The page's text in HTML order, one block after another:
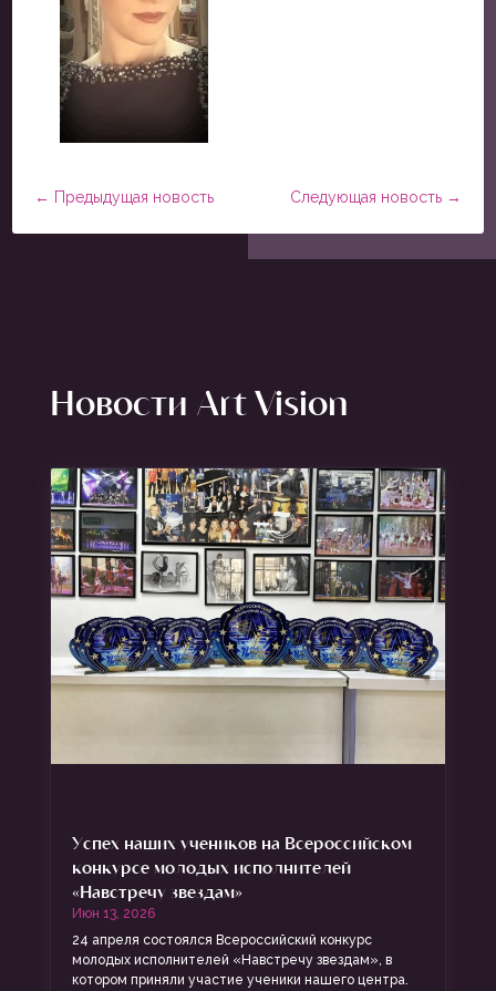
← Предыдущая новость Следующая новость→
Новости Art Vision
Успех наших учеников на Всероссийском
конкурсе молодых исполнителей
«Навстречу звездам»
Июн 13, 2026
24 апреля состоялся Всероссийский конкурс
молодых исполнителей «Навстречу звездам», в
котором приняли участие ученики нашего центра.